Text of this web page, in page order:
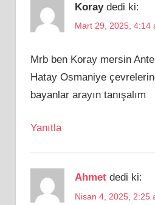
Koray dedi ki:
Mart 29, 2025, 4:14
Mrb ben Koray mersin
Hatay Osmaniye
bayanlar arayın tanışalım
Yanıtla
Ahmet dedi ki:
Nisan 4, 2025, 2:25